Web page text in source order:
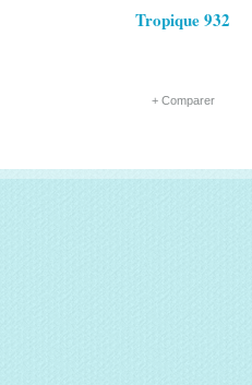
Tropique 932
+ Comparer